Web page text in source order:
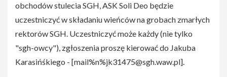
obchodów stulecia SGH, ASK Soli Deo będzie
uczestniczyć w składaniu wieńców na grobach zmarłych
rektorów SGH. Uczestniczyć może każdy (nie tylko
"sgh-owcy"), zgłoszenia proszę kierować do Jakuba
Karasińśkiego - [mail%n%jk31475@sgh.waw.pl].